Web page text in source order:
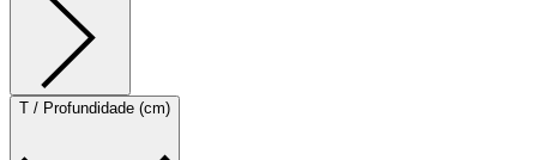
T / Profundidade (cm)